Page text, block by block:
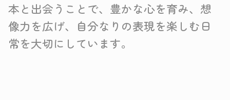
本と出会うことで、豊かな心を育み、想
像力を広げ、自分なりの表現を楽しむ日
常を大切にしています。